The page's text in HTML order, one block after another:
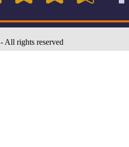
- All rights reserved